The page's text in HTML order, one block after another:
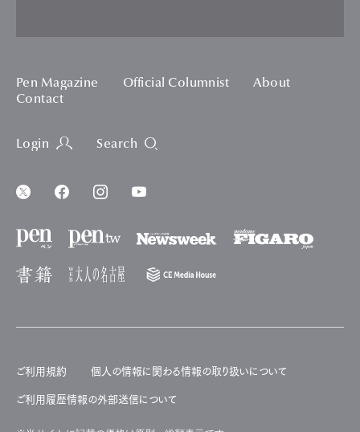
Pen Magazine Official Columnist
About
Contact
Login Search
ご利用規約 個人の情報に関わる情報の取り扱いについて
ご利用履歴情報の外部送信について